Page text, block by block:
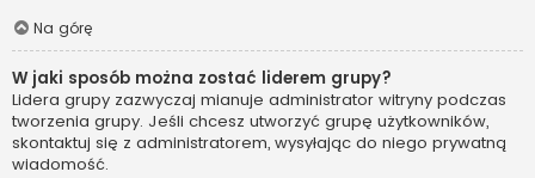
Na górę
W jaki sposób można zostać liderem grupy?
Lidera grupy zazwyczaj mianuje administrator witryny podczas
tworzenia grupy. Jeśli chcesz utworzyć grupę użytkowników,
skontaktuj się z administratorem, wysyłając do niego prywatną
wiadomość.